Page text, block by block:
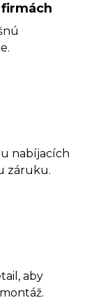
nabíjacích
záruku.
aby